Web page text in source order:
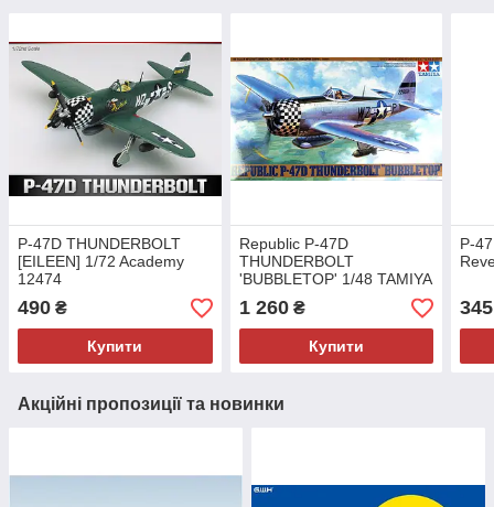
P-47D THUNDERBOLT
[EILEEN] 1/72 Academy
12474
490 ₴
Купити
Republic P-47D
THUNDERBOLT
'BUBBLETOP' 1/48 TAMIYA
61090
1 260₴
Купити
P-
345
Акційні пропозиції та новинки